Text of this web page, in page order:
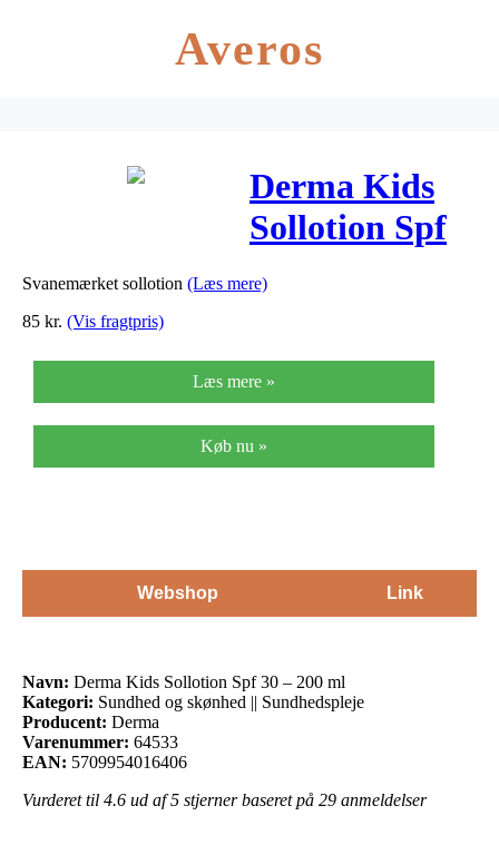
Averos
Derma Kids
Sollotion Spf
30 – 200 ml
Svanemærket sollotion (Læs mere)
85 kr. (Vis fragtpris)
Læs mere »
Køb nu »
Webshop Link
Navn: Derma Kids Sollotion Spf 30 – 200 ml
Kategori: Sundhed og skønhed || Sundhedspleje
Producent: Derma
Varenummer: 64533
EAN: 5709954016406
Vurderet til 4.6 ud af 5 stjerner baseret på 29 anmeldelser